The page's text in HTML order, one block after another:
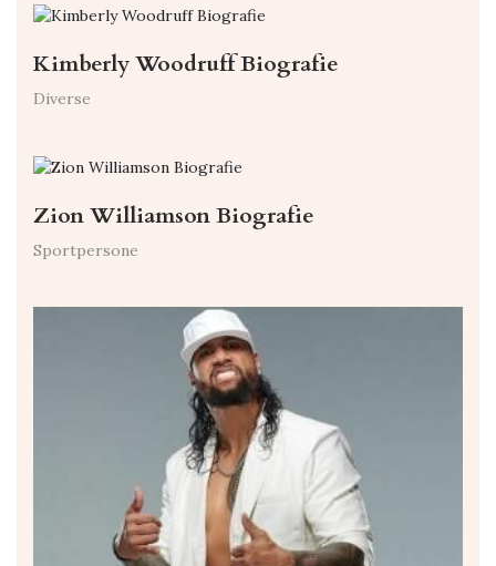
Kimberly Woodruff Biografie
Diverse
Zion Williamson Biografie
Sportpersone